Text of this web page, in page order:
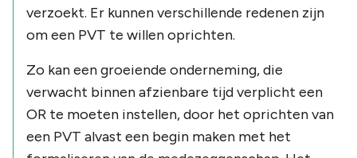
verzoekt. Er kunnen verschillende redenen zijn
om een PVT te willen oprichten.
Zo kan een groeiende onderneming, die
verwacht binnen afzienbare tijd verplicht een
OR te moeten instellen, door het oprichten van
een PVT alvast een begin maken met het